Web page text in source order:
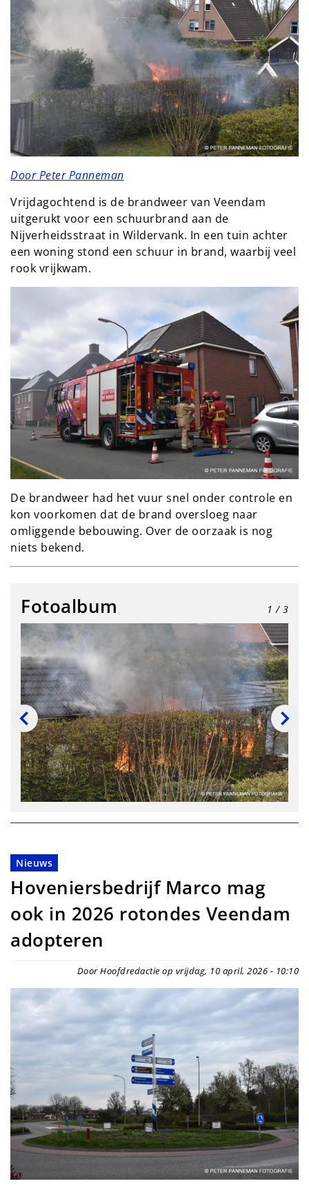
Door Peter Panneman
Vrijdagochtend is de brandweer van Veendam
uitgerukt voor een schuurbrand aan de
Nijverheidsstraat in Wildervank. In een tuin achter
een woning stond een schuur in brand, waarbij veel
rook vrijkwam.
De brandweer had het vuur snel onder controle en
kon voorkomen dat de brand oversloeg naar
omliggende bebouwing. Over de oorzaak is nog
niets bekend.
Fotoalbum 1 / 3
Nieuws
Hoveniersbedrijf Marco mag
ook in 2026 rotondes Veendam
adopteren
Door Hoofdredactie op vrijdag, 10 april, 2026 - 10:10